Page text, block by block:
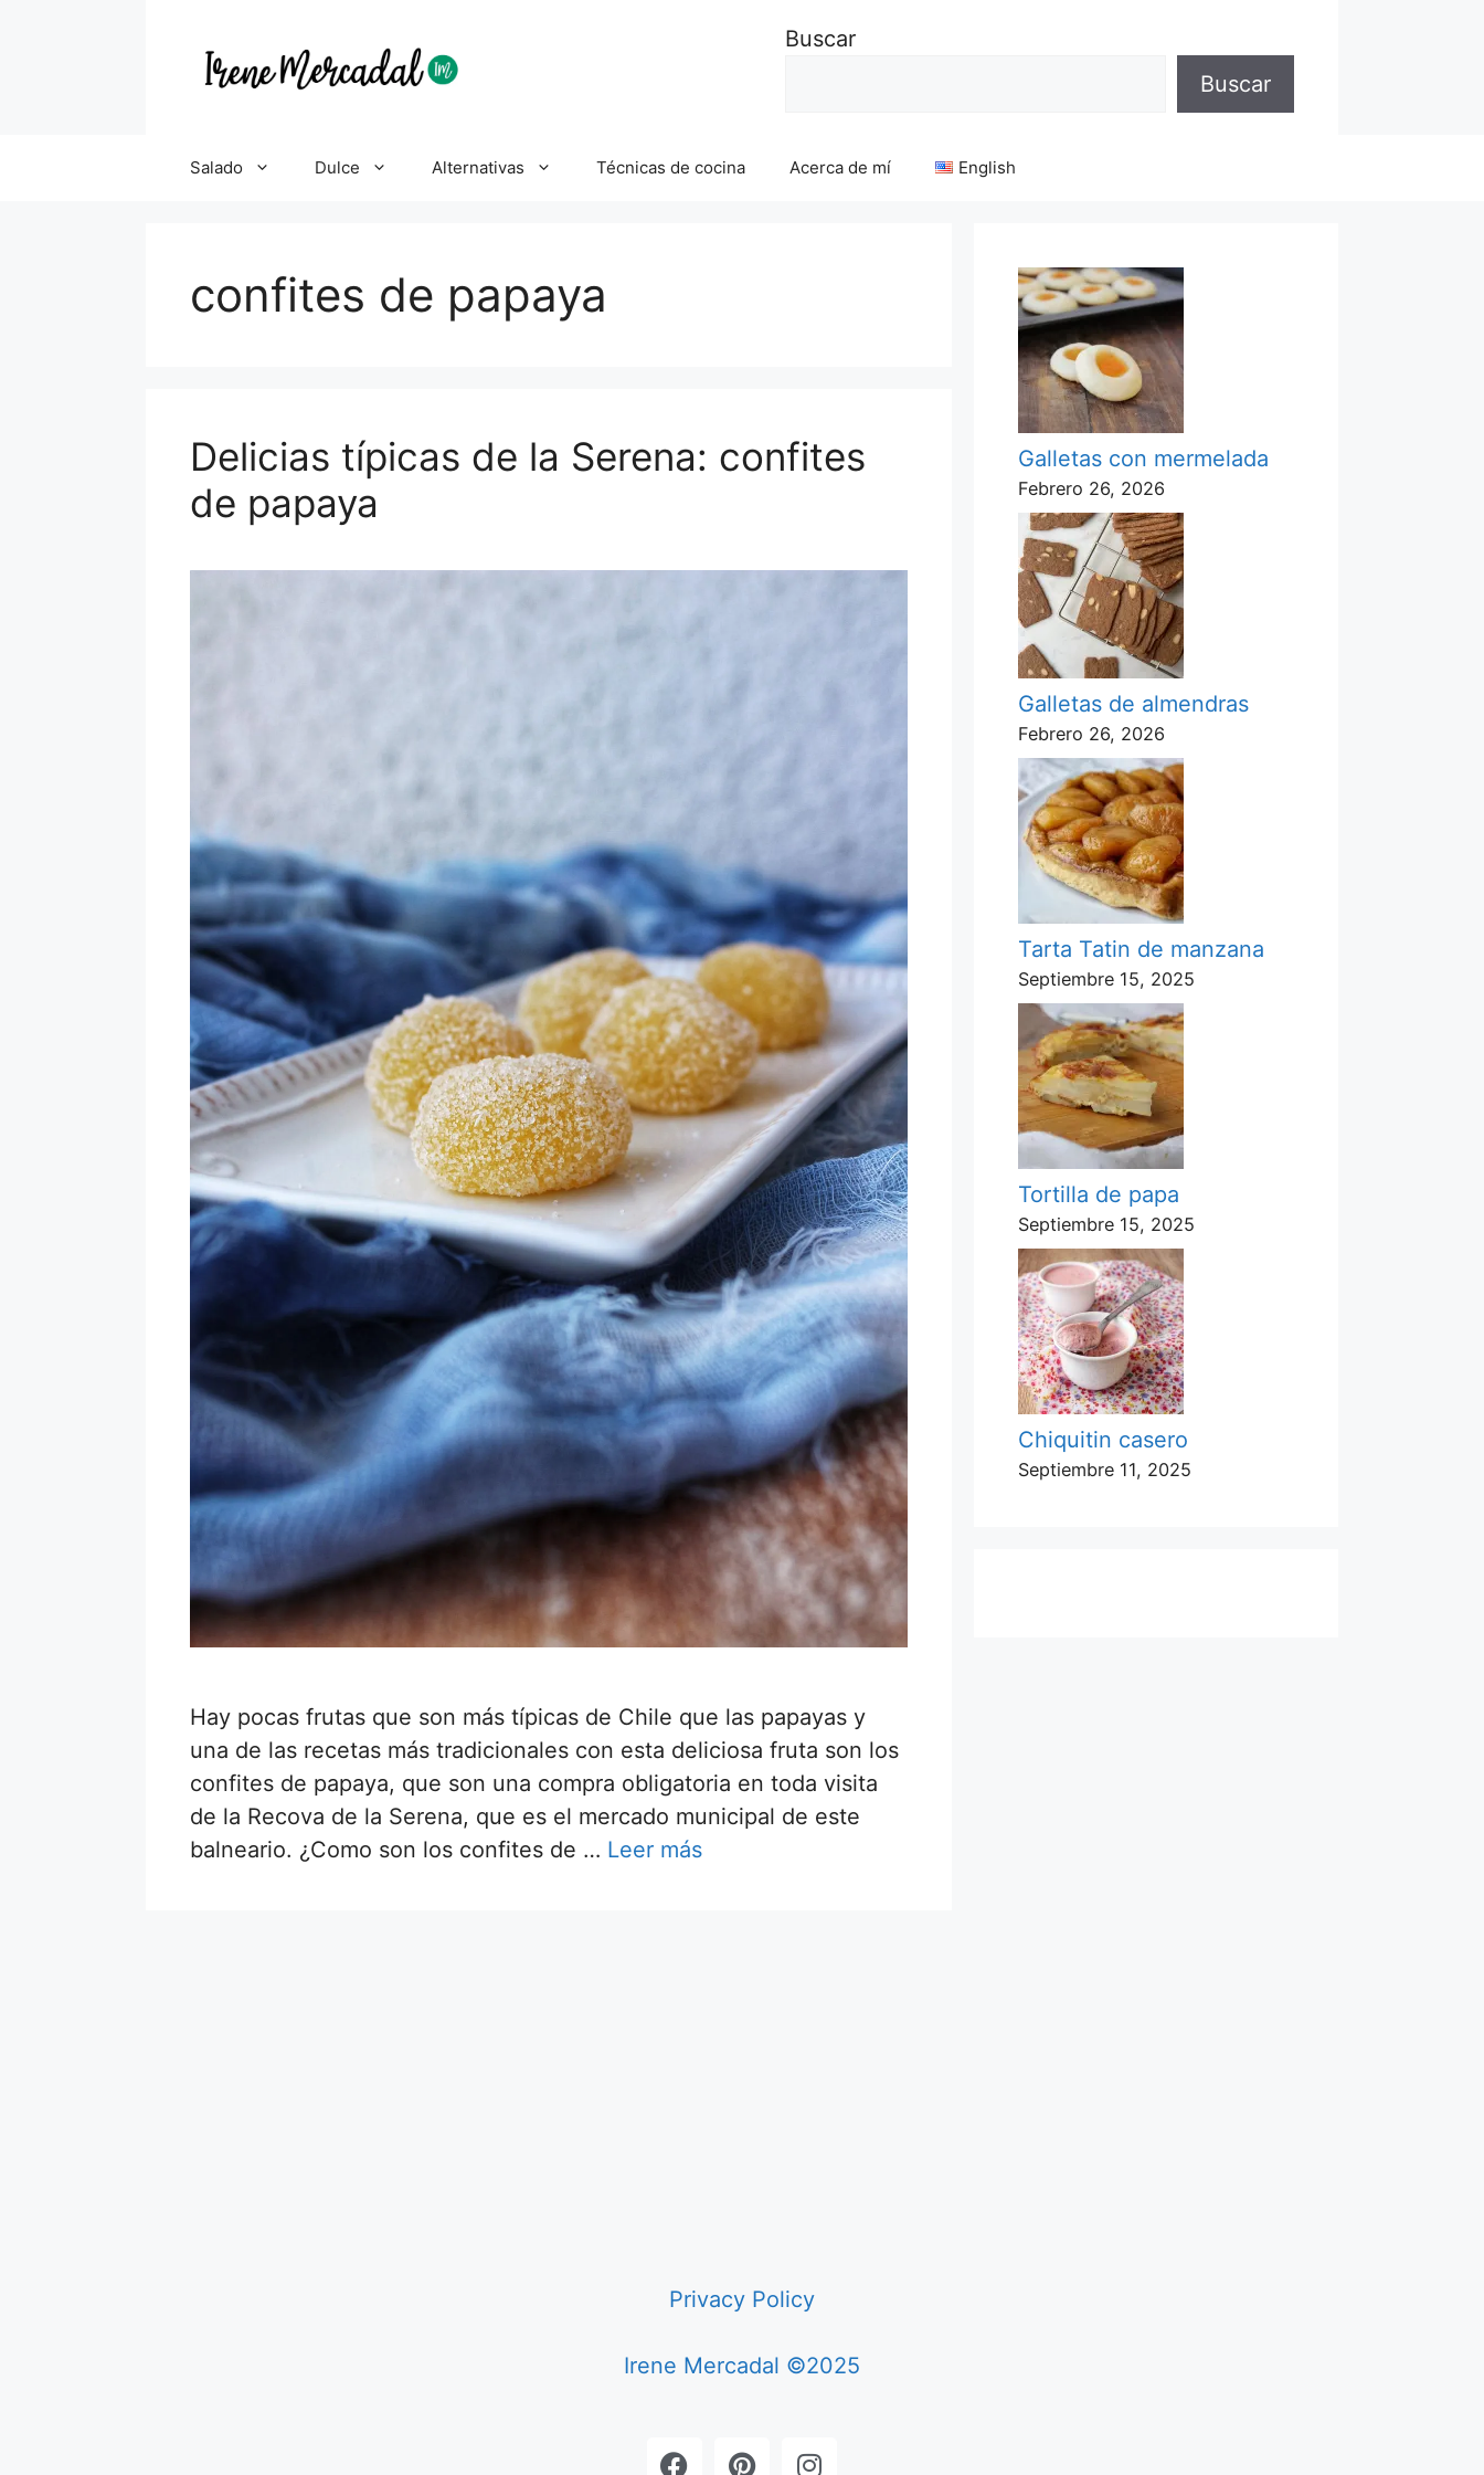
Buscar
Buscar
Salado Dulce Alternativas Técnicas de cocina Acerca de mí English
confites de papaya
Delicias típicas de la Serena: confites
de papaya
Hay pocas frutas que son más típicas de Chile que las papayas y
una de las recetas más tradicionales con esta deliciosa fruta son los
confites de papaya, que son una compra obligatoria en toda visita
de la Recova de la Serena, que es el mercado municipal de este
balneario. ¿Como son los confites de … Leer más
Galletas con mermelada
Febrero 26, 2026
Galletas de almendras
Febrero 26, 2026
Tarta Tatin de manzana
Septiembre 15, 2025
Tortilla de papa
Septiembre 15, 2025
Chiquitin casero
Septiembre 11, 2025
Privacy Policy
Irene Mercadal ©2025